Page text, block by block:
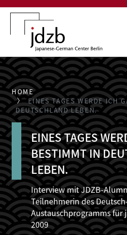
Skip to main content
HOME
EINES TAGES WERDE ICH
DEUTSCHLAND LEBEN.
EINES TAGES
BESTIMMT IN
LEBEN.
Interview mit JDZB-
Teilnehmerin des
Austauschprogramms für
2009